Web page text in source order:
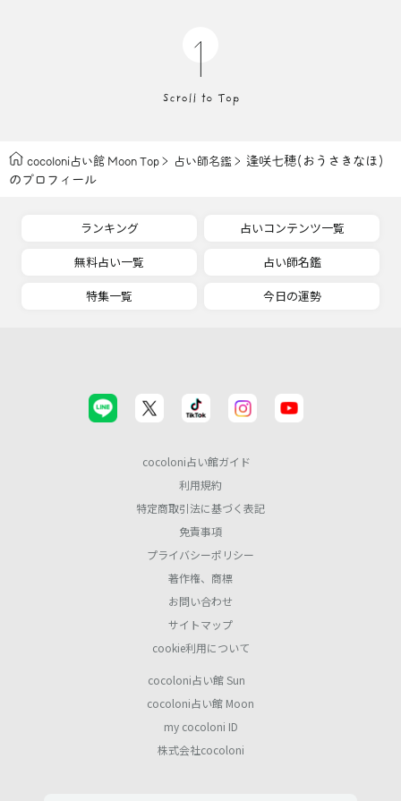
cocoloni占い館 Moon Top 占い師名鑑
逢咲七穂(おうさきなほ)
のプロフィール
ランキング
占いコンテンツ一覧
無料占い一覧
占い師名鑑
特集一覧
今日の運勢
cocoloni占い館ガイド
利用規約
特定商取引法に基づく表記
免責事項
プライバシーポリシー
著作権、商標
お問い合わせ
サイトマップ
cookie利用について
cocoloni占い館 Sun
cocoloni占い館 Moon
my cocoloni ID
株式会社cocoloni